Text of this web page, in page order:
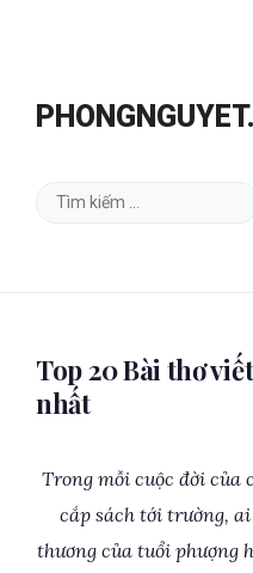
Tìm
Top 20 Bài thơ
nhất
Trong mỗi cuộc đời của
cắp sách tới trường,
thương của tuổi phượng